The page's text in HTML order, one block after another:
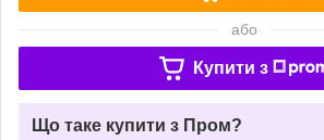
або
Купити з
Що таке купити з Пром?